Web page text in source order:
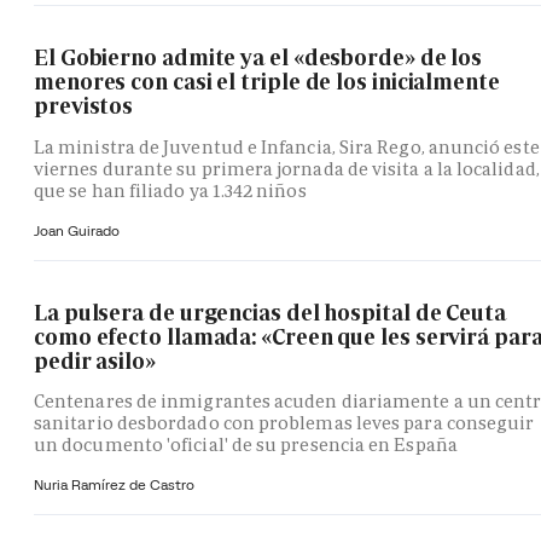
El Gobierno admite ya el «desborde» de los
menores con casi el triple de los inicialmente
previstos
La ministra de Juventud e Infancia, Sira Rego, anunció este
viernes durante su primera jornada de visita a la localidad,
que se han filiado ya 1.342 niños
Joan Guirado
La pulsera de urgencias del hospital de Ceuta
como efecto llamada: «Creen que les servirá
pedir asilo»
Centenares de inmigrantes acuden diariamente a un
sanitario desbordado con problemas leves para conseguir
un documento 'oficial' de su presencia en España
Nuria Ramírez de Castro